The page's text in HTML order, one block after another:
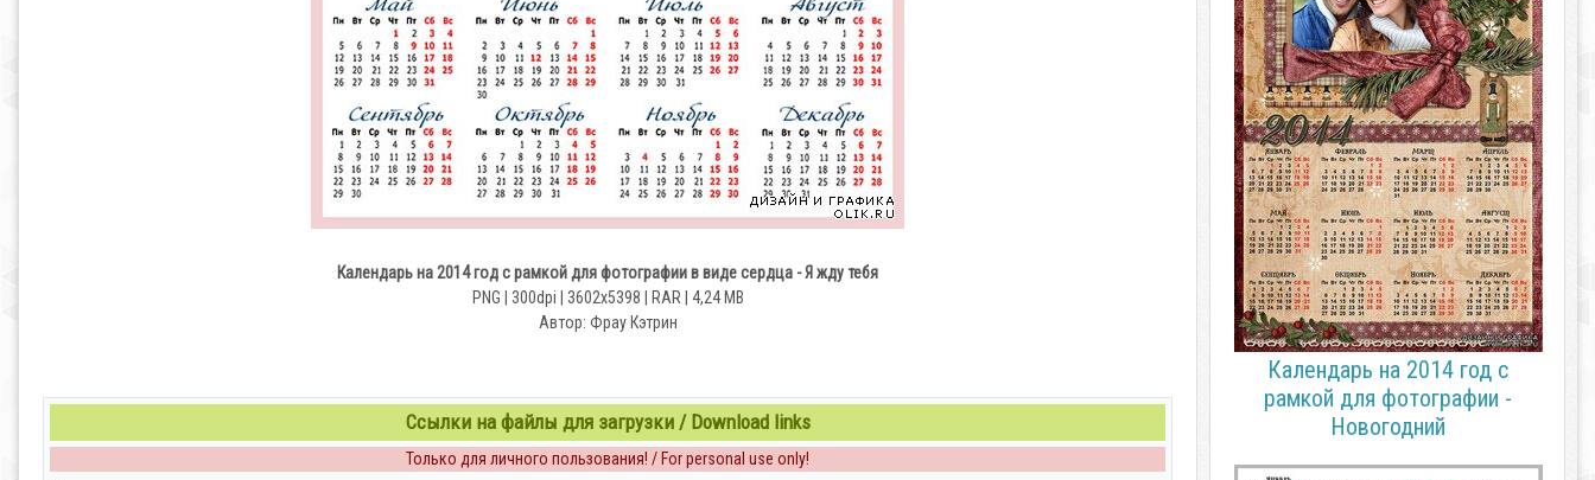
Календарь на 2014 год с рамкой для фотографии в виде сердца - Я жду тебя
PNG | 300dpi | 3602x5398 | RAR | 4,24 MB
Автор: Фрау Кэтрин
Ссылки на файлы для загрузки / Download links
Только для личного пользования! / For personal use only!
Календарь на 2014 год с
рамкой для фотографии -
Новогодний